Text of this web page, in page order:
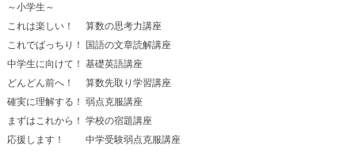
～小学生～
これは楽しい！ 算数の思考力講座
これでばっちり！ 国語の文章読解講座
中学生に向けて！ 基礎英語講座
どんどん前へ！ 算数先取り学習講座
確実に理解する！ 弱点克服講座
まずはこれから！ 学校の宿題講座
応援します！ 中学受験弱点克服講座